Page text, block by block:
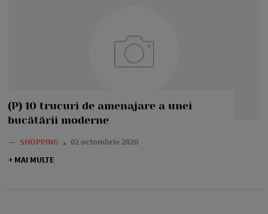
(P) 10 trucuri de amenajare a unei
bucătării moderne
— SHOPPING
02 octombrie 2020
+ MAI MULTE